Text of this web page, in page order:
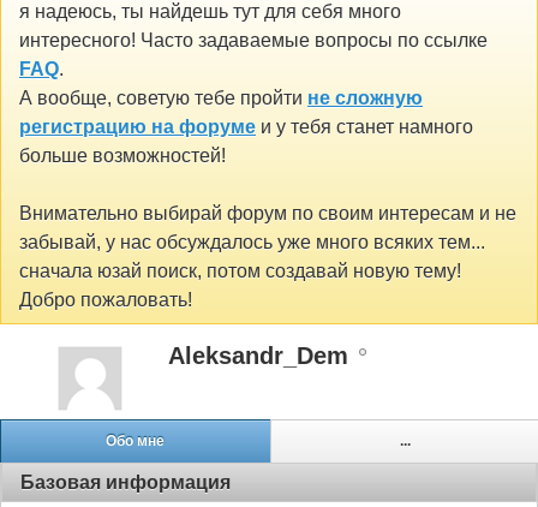
я надеюсь, ты найдешь тут для себя много
интересного! Часто задаваемые вопросы по ссылке
FAQ.
А вообще, советую тебе пройти не сложную
регистрацию на форуме и у тебя станет намного
больше возможностей!
Внимательно выбирай форум по своим интересам и не
забывай, у нас обсуждалось уже много всяких тем...
сначала юзай поиск, потом создавай новую тему!
Добро пожаловать!
Aleksandr_Dem
Обо мне ...
Базовая информация